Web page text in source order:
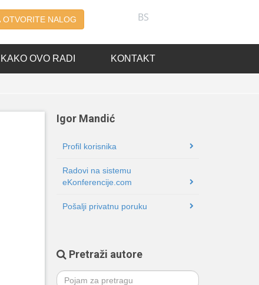
OTVORITE NALOG BS
KAKO OVO RADI KONTAKT
Igor Mandić
Profil korisnika
Radovi na sistemu
eKonferencije.com
Pošalji privatnu poruku
Pretraži autore